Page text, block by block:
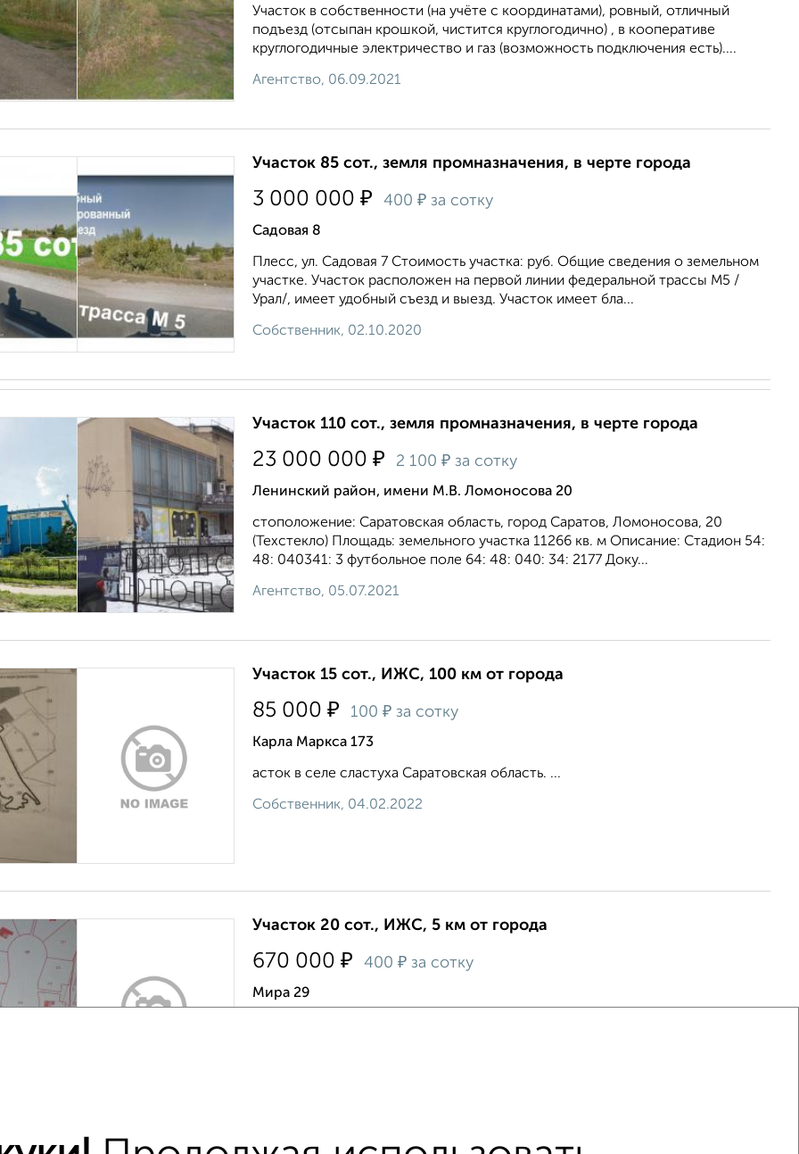
Участок в собственности (на учёте с координатами), ровный, отличный
подъезд (отсыпан крошкой, чистится круглогодично) , в кооперативе
круглогодичные электричество и газ (возможность подключения есть)....
Агентство, 06.09.2021
Участок 85 сот., земля промназначения, в черте города
3 000 000 ₽ 400 ₽ за сотку
Садовая 8
Плесс, ул. Садовая 7 Стоимость участка: руб. Общие сведения о земельном
участке. Участок расположен на первой линии федеральной трассы М5 /
Урал/, имеет удобный съезд и выезд. Участок имеет бла...
Собственник, 02.10.2020
Участок 110 сот., земля промназначения, в черте города
23 000 000 ₽ 2 100 ₽ за сотку
Ленинский район, имени М.В. Ломоносова 20
стоположение: Саратовская область, город Саратов, Ломоносова, 20
(Техстекло) Площадь: земельного участка 11266 кв. м Описание: Стадион 54:
48: 040341: 3 футбольное поле 64: 48: 040: 34: 2177 Доку...
Агентство, 05.07.2021
Участок 15 сот., ИЖС, 100 км от города
85 000 ₽ 100 ₽ за сотку
Карла Маркса 173
асток в селе сластуха Саратовская область. ...
Собственник, 04.02.2022
Участок 20 сот., ИЖС, 5 км от города
670 000 ₽ 400 ₽ за сотку
Мира 29